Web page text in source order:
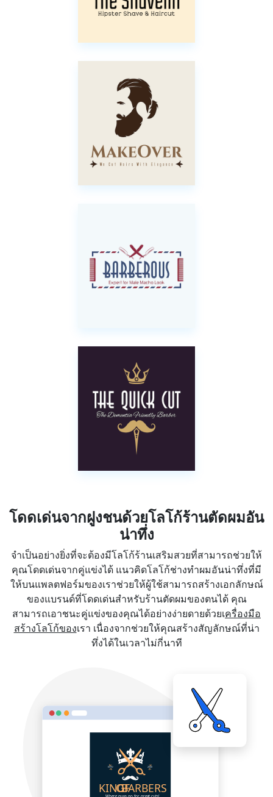
โดดเด่นจากฝูงชนด้วยโลโก้ร้านตัดผมอัน
น่าทึ่ง
จำเป็นอย่างยิ่งที่จะต้องมีโลโก้ร้านเสริมสวยที่สามารถช่วยให้
คุณโดดเด่นจากคู่แข่งได้ แนวคิดโลโก้ช่างทำผมอันน่าทึ่งที่มี
ให้บนแพลตฟอร์มของเราช่วยให้ผู้ใช้สามารถสร้างเอกลักษณ์
ของแบรนด์ที่โดดเด่นสำหรับร้านตัดผมของตนได้ คุณ
สามารถเอาชนะคู่แข่งของคุณได้อย่างง่ายดายด้วยเครื่องมือ
สร้างโลโก้ของเรา เนื่องจากช่วยให้คุณสร้างสัญลักษณ์ที่น่า
ทึ่งได้ในเวลาไม่กี่นาที